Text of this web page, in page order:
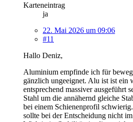
Karteneintrag
ja
22. Mai 2026 um 09:06
#11
Hallo Deniz,
Aluminium empfinde ich für
gänzlich ungeeignet. Alu ist ist ein
entsprechend massiver ausgeführt
Stahl um die annähernd gleiche
bei einem Schienenprofil
sollte bei der Entscheidung nicht